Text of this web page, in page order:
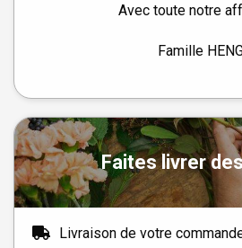
Avec toute notre
Famille
Faites livrer
Livraison de votre